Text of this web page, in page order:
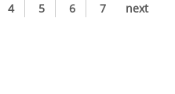
4 5 6 7 next